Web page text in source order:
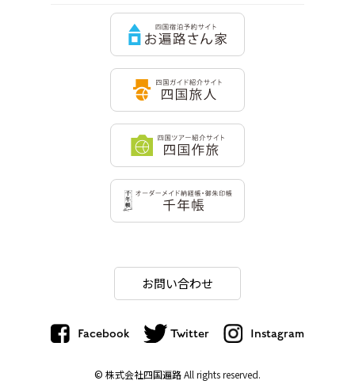
お問い合わせ
Facebook Twitter Instagram
© 株式会社四国遍路All rights reserved.